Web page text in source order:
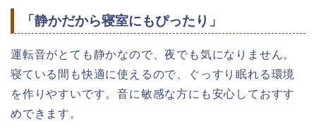
「静かだから寝室にもぴったり」
運転音がとても静かなので、夜でも気になりません。
寝ている間も快適に使えるので、ぐっすり眠れる環境
を作りやすいです。音に敏感な方にも安心しておすす
めできます。